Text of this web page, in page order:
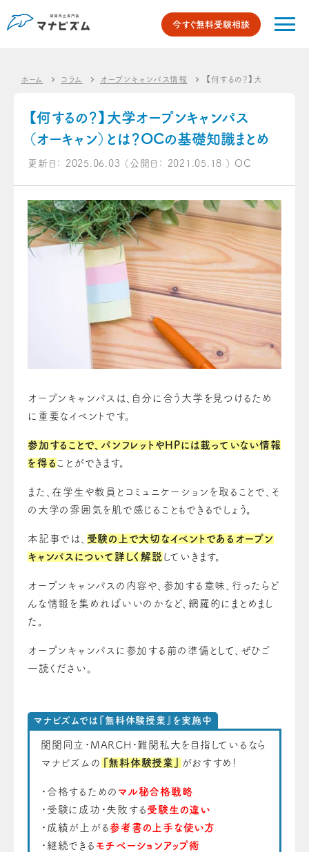
今すぐ無料受験相談
ホーム コラム オープンキャンパス情報 【何するの？】大学オープン
【何するの？】大学オープンキャンパス
（オーキャン）とは？OCの基礎知識まとめ
更新日： 2025.06.03 （公開日： 2021.05.18 ） OC
オープンキャンパスは、自分に合う大学を見つけるため
に重要なイベントです。
参加することで、パンフレットやHPには載っていない情報
を得る ことができます。
また、在学生や教員とコミュニケーションを取ることで、そ
の大学の雰囲気を肌で感じることもできるでしょう。
本記事では、 受験の上で大切なイベントであるオープン
キャンパスについて詳しく解説 していきます。
オープンキャンパスの内容や、参加する意味、行ったらど
んな情報を集めればいいのかなど、網羅的にまとめまし
た。
オープンキャンパスに参加する前の準備として、ぜひご
一読ください。
マナビズムでは『無料体験授業』を実施中
関関同立・MARCH・難関私大を目指しているなら
マナビズムの
『無料体験授業』 がおすすめ！
・合格するための マル秘合格戦略
・受験に成功・失敗する 受験生の違い
・成績が上がる 参考書の上手な使い方
・継続できる モチベーションアップ術